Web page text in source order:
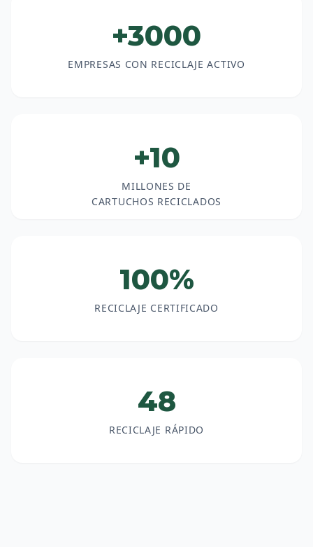
+3000
EMPRESAS CON RECICLAJE ACTIVO
+10
MILLONES DE
CARTUCHOS RECICLADOS
100%
RECICLAJE CERTIFICADO
48
RECICLAJE RÁPIDO